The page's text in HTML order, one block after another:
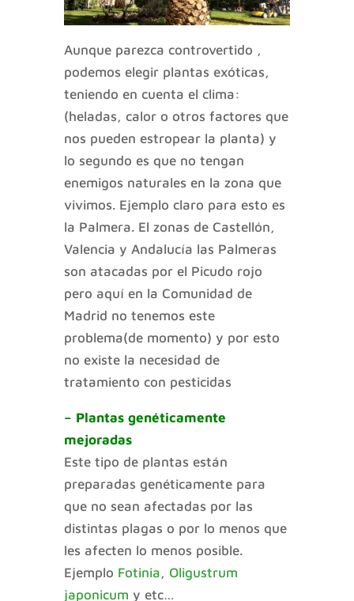
Aunque parezca controvertido ,
podemos elegir plantas exóticas,
teniendo en cuenta el clima:
(heladas, calor o otros factores que
nos pueden estropear la planta) y
lo segundo es que no tengan
enemigos naturales en la zona que
vivimos. Ejemplo claro para esto es
la Palmera. El zonas de Castellón,
Valencia y Andalucía las Palmeras
son atacadas por el Picudo rojo
pero aquí en la Comunidad de
Madrid no tenemos este
problema(de momento) y por esto
no existe la necesidad de
tratamiento con pesticidas
– Plantas genéticamente
mejoradas
Este tipo de plantas están
preparadas genéticamente para
que no sean afectadas por las
distintas plagas o por lo menos que
les afecten lo menos posible.
Ejemplo Fotinia, Oligustrum
japonicum y etc…